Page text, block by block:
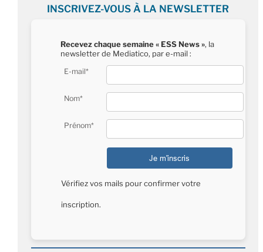
INSCRIVEZ-VOUS À LA NEWSLETTER
Recevez chaque semaine « ESS News », la
newsletter de Mediatico, par e-mail :
E-mail*
Nom*
Prénom*
Vérifiez vos mails pour confirmer votre
inscription.